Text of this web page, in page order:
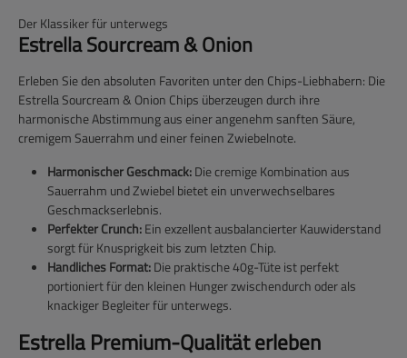
Der Klassiker für unterwegs
Estrella Sourcream & Onion
Erleben Sie den absoluten Favoriten unter den Chips-Liebhabern: Die
Estrella Sourcream & Onion Chips überzeugen durch ihre
harmonische Abstimmung aus einer angenehm sanften Säure,
cremigem Sauerrahm und einer feinen Zwiebelnote.
Harmonischer Geschmack:Die cremige Kombination aus
Sauerrahm und Zwiebel bietet ein unverwechselbares
Geschmackserlebnis.
Perfekter Crunch:Ein exzellent ausbalancierter Kauwiderstand
sorgt für Knusprigkeit bis zum letzten Chip.
Handliches Format:Die praktische 40g-Tüte ist perfekt
portioniert für den kleinen Hunger zwischendurch oder als
knackiger Begleiter für unterwegs.
Estrella Premium-Qualität erleben